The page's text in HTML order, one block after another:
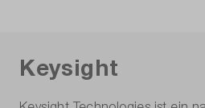
Keysight